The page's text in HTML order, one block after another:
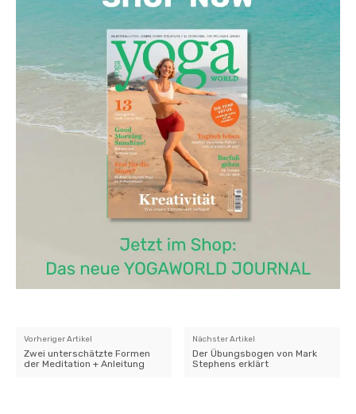
Vorheriger Artikel
Zwei unterschätzte Formen
der Meditation + Anleitung
Nächster Artikel
Der Übungsbogen von Mark
Stephens erklärt